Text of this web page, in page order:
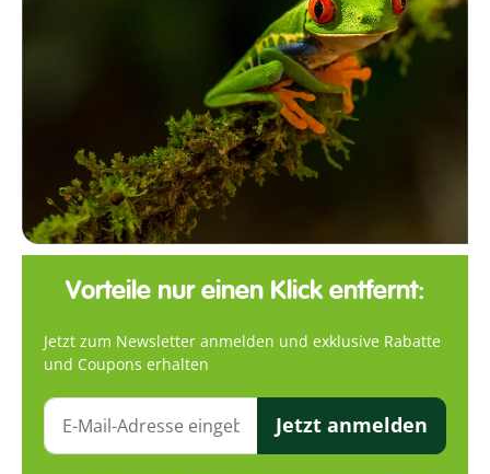
Vorteile nur einen Klick entfernt:
Jetzt zum Newsletter anmelden und exklusive Rabatte
und Coupons erhalten
Jetzt anmelden